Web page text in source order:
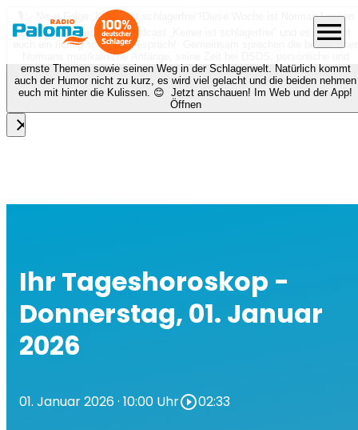
🎙️✨ Neue Folge „Keiner ist schlagerfrei“!
Diese Woche ist Norman Langen
bei Nora zu Gast beim Podcast „Keiner ist schlagerfrei“ und es erwartet
euch ein richtig schönes Gespräch! Gemeinsam sprechen die beiden über
Normans musikalische Anfänge, seine Zeit bei DSDS, persönliche und
ernste Themen sowie seinen Weg in der Schlagerwelt. Natürlich kommt
auch der Humor nicht zu kurz, es wird viel gelacht und die beiden nehmen
euch mit hinter die Kulissen. 😊 Jetzt anschauen! Im Web und der App!
Öffnen
close
menu
Ihr Tageshoroskop -
Donnerstag, 01. Januar
2026
01. Januar 2026· 10:00 Uhrplay_circle_outline02:33